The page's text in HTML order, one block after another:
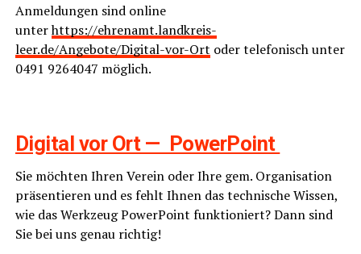
Anmel­dun­gen sind online
unterhttps://ehrenamt.landkreis-
leer.de/Angebote/Digital-vor-Ort oder tele­fo­nisch unter
0491 9264047 möglich.
Digi­tal vor Ort — PowerPoint
Sie möch­ten Ihren Ver­ein oder Ihre gem. Orga­ni­sa­ti­on
prä­sen­tie­ren und es fehlt Ihnen das tech­ni­sche Wis­sen,
wie das Werk­zeug Power­Point funk­tio­niert? Dann sind
Sie bei uns genau richtig!